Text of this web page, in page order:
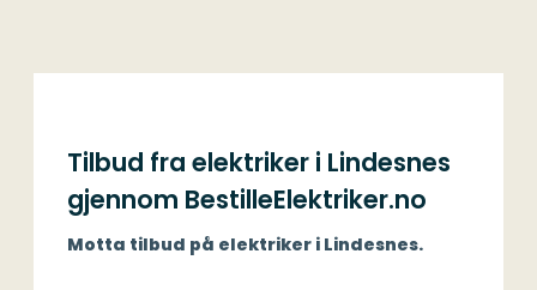
Tilbud fra elektriker i Lindesnes
gjennom BestilleElektriker.no
Motta tilbud på elektriker i Lindesnes.